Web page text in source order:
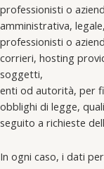
professionisti o
amministrativa,
professionisti o
corrieri, hosting
soggetti,
enti od autorità, per
obblighi di legge,
seguito a richieste
In ogni caso, i dati